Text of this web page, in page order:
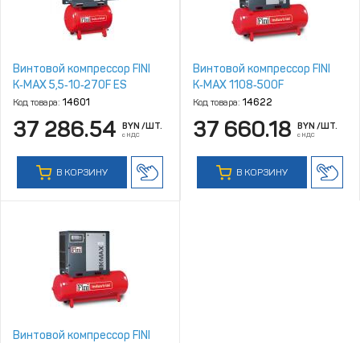
Винтовой компрессор FINI
K‑MAX 5,5‑10‑270F ES
Код товара: 14601
37 286.54 BYN /ШТ.
с НДС
В КОРЗИНУ
Винтовой компрессор FINI
K‑MAX 1108‑500F
Код товара: 14622
37 660.18 BYN /ШТ.
с НДС
В КОРЗИНУ
Винтовой компрессор FINI